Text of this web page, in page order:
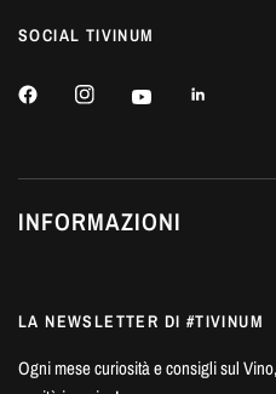
SOCIAL TIVINUM
INFORMAZIONI
LA NEWSLETTER DI #TIVINUM
Ogni mese curiosità e consigli sul